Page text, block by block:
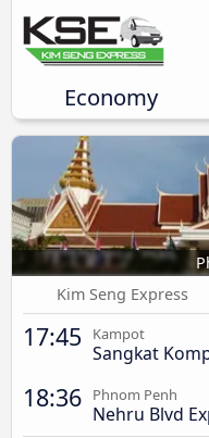
Economy
Kim Seng Express
17:45 Kampot
Sangkat
18:36 Phnom Penh
Nehru Blvd